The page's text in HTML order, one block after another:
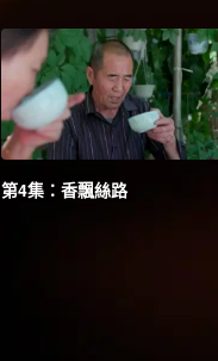
第4集：香飄絲路